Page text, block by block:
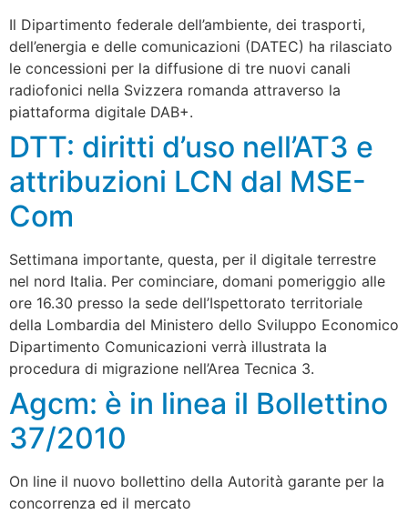
Il Dipartimento federale dell’ambiente, dei trasporti,
dell’energia e delle comunicazioni (DATEC) ha rilasciato
le concessioni per la diffusione di tre nuovi canali
radiofonici nella Svizzera romanda attraverso la
piattaforma digitale DAB+.
DTT: diritti d’uso nell’AT3 e
attribuzioni LCN dal MSE-
Com
Settimana importante, questa, per il digitale terrestre
nel nord Italia. Per cominciare, domani pomeriggio alle
ore 16.30 presso la sede dell’Ispettorato territoriale
della Lombardia del Ministero dello Sviluppo Economico
Dipartimento Comunicazioni verrà illustrata la
procedura di migrazione nell’Area Tecnica 3.
Agcm: è in linea il Bollettino
37/2010
On line il nuovo bollettino della Autorità garante per la
concorrenza ed il mercato